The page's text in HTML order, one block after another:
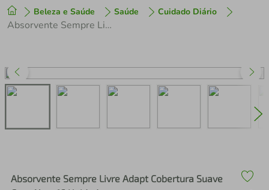
Beleza e Saúde Saúde Cuidado Diário
Absorvente Sempre Livre Adapt Cobertura Suave Com Abas 16 Unidades
Absorvente Sempre Livre Adapt Cobertura Suave
1º tenis
perfume